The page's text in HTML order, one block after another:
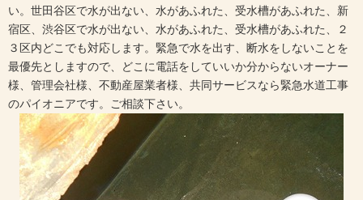
い。世田谷区で水が出ない、水があふれた、受水槽があふれた、新
宿区、渋谷区で水が出ない、水があふれた、受水槽があふれた、２
３区内どこでも対応します。緊急で水を出す、断水をしないことを
最優先としますので、どこに電話をしていいか分からないオーナー
様、管理会社様、不動産屋業者様、共同サービスなら緊急水道工事
のパイオニアです。ご相談下さい。